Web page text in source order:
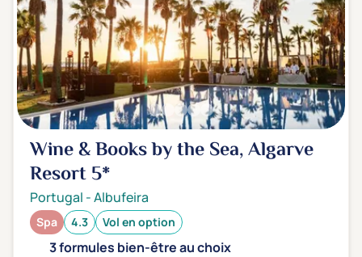
Wine & Books by the Sea, Algarve
Resort5*
Portugal -Albufeira
Spa 4.3 Vol en option
3 formules bien-être au choix